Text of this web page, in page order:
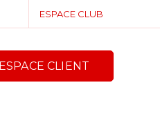
ESPACE CLUB
ESPACE CLIENT